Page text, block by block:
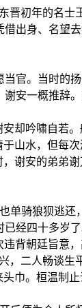
晋初年的名士
出身、名望
官。当时的
安一概推辞
却吟啸自若
山水，但每次
谢安的弟弟谢
单骑狼狈逃还
经四十多岁了
背朝廷旨意
，二人畅谈生
巾。桓温制